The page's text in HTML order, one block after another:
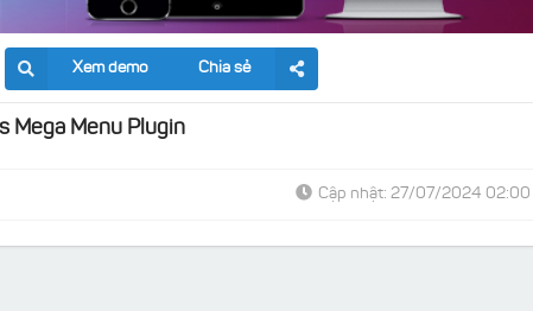
Xem demo Chia sẻ
Mega Menu Plugin
Cập nhật: 27/07/2024 02:00